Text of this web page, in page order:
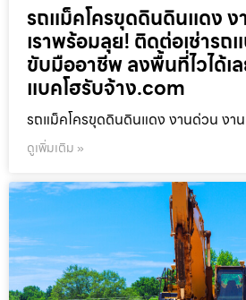
รถแม็คโครขุดดินดินแดง ง
เราพร้อมลุย! ติดต่อเช่าร
ขับมืออาชีพ ลงพื้นที่ไวได้เ
แบคโฮรับจ้าง.com
รถแม็คโครขุดดินดินแดง งานด่วน งาน
ดูเพิ่มเติม »